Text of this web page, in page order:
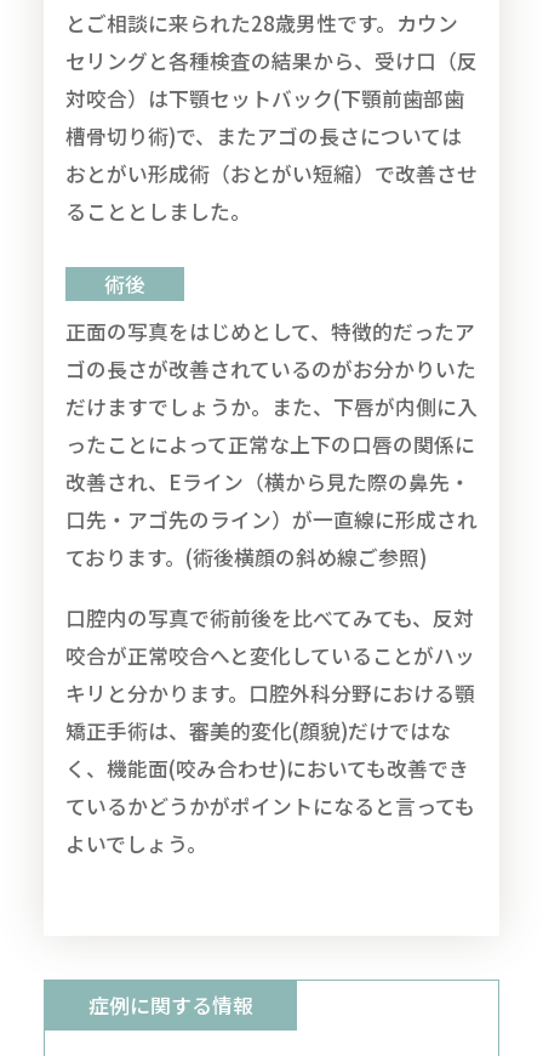
とご相談に来られた28歳男性です。カウン
セリングと各種検査の結果から、受け口（反
対咬合）は下顎セットバック(下顎前歯部歯
槽骨切り術)で、またアゴの長さについては
おとがい形成術（おとがい短縮）で改善させ
ることとしました。
術後
正面の写真をはじめとして、特徴的だったア
ゴの長さが改善されているのがお分かりいた
だけますでしょうか。また、下唇が内側に入
ったことによって正常な上下の口唇の関係に
改善され、Eライン（横から見た際の鼻先・
口先・アゴ先のライン）が一直線に形成され
ております。(術後横顔の斜め線ご参照)
口腔内の写真で術前後を比べてみても、反対
咬合が正常咬合へと変化していることがハッ
キリと分かります。口腔外科分野における顎
矯正手術は、審美的変化(顔貌)だけではな
く、機能面(咬み合わせ)においても改善でき
ているかどうかがポイントになると言っても
よいでしょう。
症例に関する情報